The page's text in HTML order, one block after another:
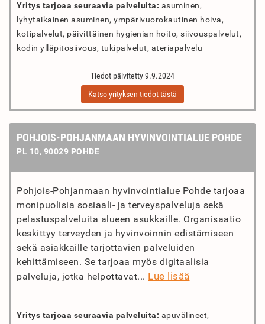
Yritys tarjoaa seuraavia palveluita: asuminen,
lyhytaikainen asuminen, ympärivuorokautinen hoiva,
kotipalvelut, päivittäinen hygienian hoito, siivouspalvelut,
kodin ylläpitosiivous, tukipalvelut, ateriapalvelu
Tiedot päivitetty 9.9.2024
Katso yrityksen tiedot tästä
POHJOIS-POHJANMAAN HYVINVOINTIALUE POHDE
PL 10, 90029 POHDE
Pohjois-Pohjanmaan hyvinvointialue Pohde tarjoaa
monipuolisia sosiaali- ja terveyspalveluja sekä
pelastuspalveluita alueen asukkaille. Organisaatio
keskittyy terveyden ja hyvinvoinnin edistämiseen
sekä asiakkaille tarjottavien palveluiden
kehittämiseen. Se tarjoaa myös digitaalisia
palveluja, jotka helpottavat... Lue lisää
Yritys tarjoaa seuraavia palveluita: apuvälineet,